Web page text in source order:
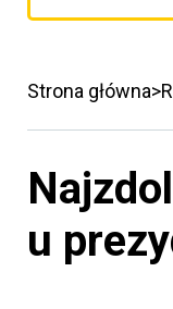
Strona główna
u